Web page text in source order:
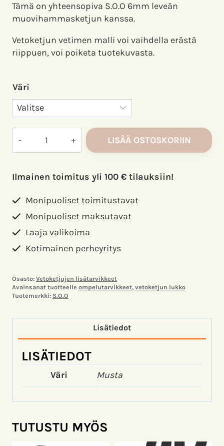
Tämä on yhteensopiva S.O.O 6mm leveän
muovihammasketjun kanssa.
Vetoketjun vetimen malli voi vaihdella erästä
riippuen, voi poiketa tuotekuvasta.
Väri
Vetoketjun
6mm
muovihammasketjuun
määrä
LISÄÄ OSTOSKORIIN
Ilmainen toimitus yli 100 € tilauksiin!
Monipuoliset toimitustavat
Monipuoliset maksutavat
Laaja valikoima
Kotimainen perheyritys
Osasto: Vetoketjujen lisätarvikkeet
Avainsanat tuotteelle ompelutarvikkeet, vetoketjun lukko
Tuotemerkki: S.O.O
Lisätiedot
LISÄTIEDOT
Väri Musta
TUTUSTU MYÖS